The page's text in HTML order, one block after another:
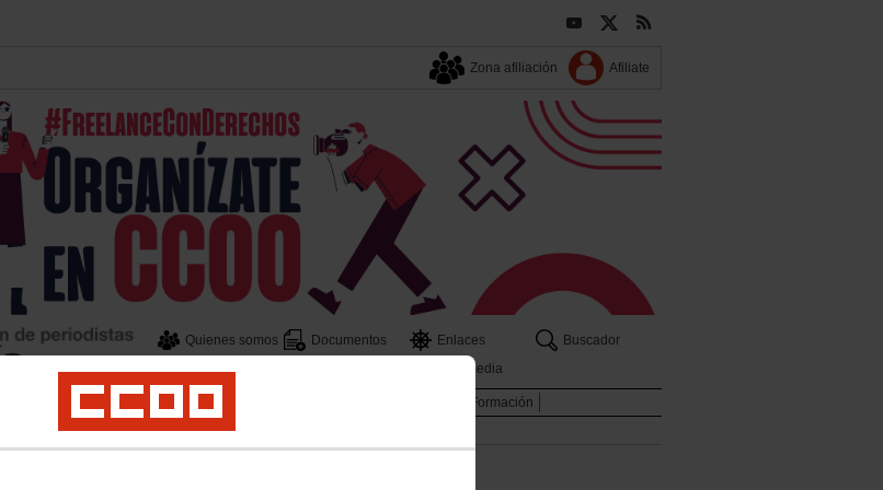
Zona afiliación Afiliate
Quienes somos Documentos Enlaces
Buscador
FSC-CCOO
Multimedia
Formación